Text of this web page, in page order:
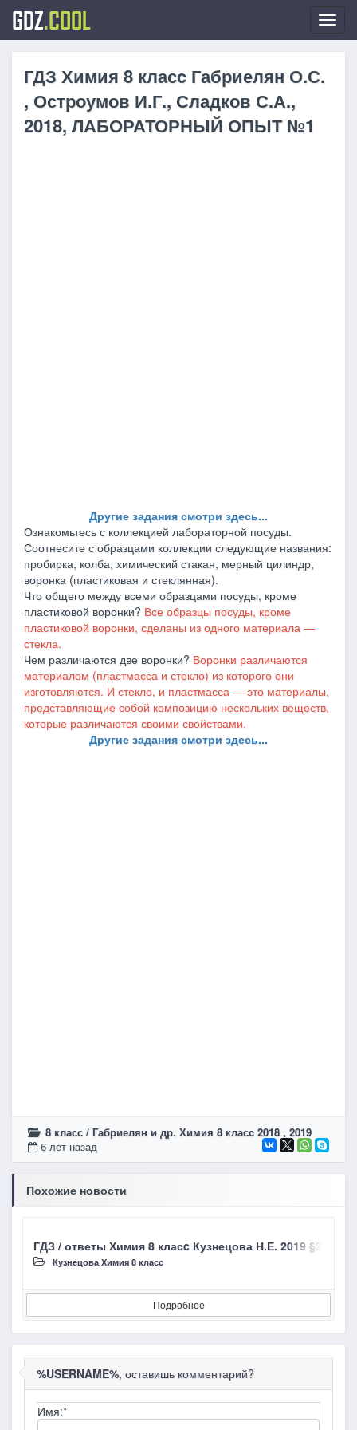
GDZ.COOL
ГДЗ Химия 8 класc Габриелян О.С.
, Остроумов И.Г., Сладков С.А.,
2018, ЛАБОРАТОРНЫЙ ОПЫТ №1
Другие задания смотри здесь...
Ознакомьтесь с коллекцией лабораторной посуды.
Соотнесите с образцами коллекции следующие названия:
пробирка, колба, химический стакан, мерный цилиндр,
воронка (пластиковая и стеклянная).
Что общего между всеми образцами посуды, кроме
пластиковой воронки? Все образцы посуды, кроме
пластиковой воронки, сделаны из одного материала ―
стекла.
Чем различаются две воронки? Воронки различаются
материалом (пластмасса и стекло) из которого они
изготовляются. И стекло, и пластмасса ― это материалы,
представляющие собой композицию нескольких веществ,
которые различаются своими свойствами.
Другие задания смотри здесь...
8 класс / Габриелян и др. Химия 8 класc 2018 , 2019
6 лет назад
Похожие новости
ГДЗ / ответы Химия 8 класc Кузнецова Н.Е. 2019 §23
Кузнецова Химия 8 класc
Подробнее
%USERNAME%, оставишь комментарий?
Имя:*